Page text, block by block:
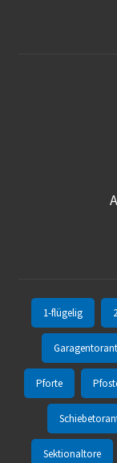
1-flügelig
Pforte
Sektionaltore